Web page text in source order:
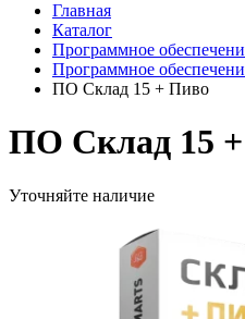
Главная
Каталог
Программное
Программное
ПО Склад 15 + Пиво
ПО Склад 15
Уточняйте наличие